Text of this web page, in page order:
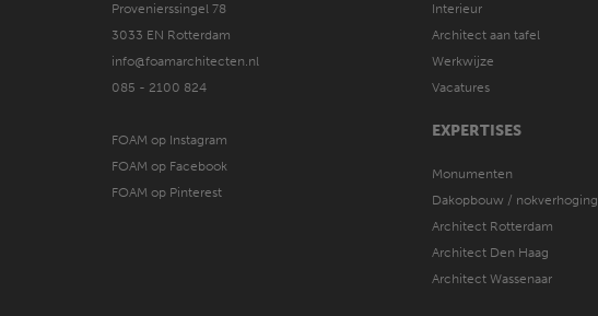
Provenierssingel 78
3033 EN Rotterdam
info@foamarchitecten.nl
085 - 2100 824
FOAM op Instagram
FOAM op Facebook
FOAM op Pinterest
Interieur
Architect aan tafel
Werkwijze
Vacatures
EXPERTISES
Monumenten
Dakopbouw / nokverhoging
Architect Rotterdam
Architect Den Haag
Architect Wassenaar